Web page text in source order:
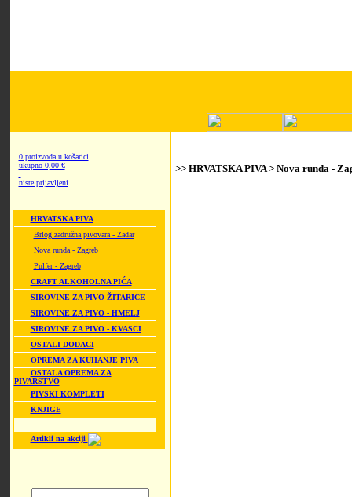
0 proizvoda u košarici
ukupno 0,00 €
niste prijavljeni
HRVATSKA PIVA
Brlog zadružna pivovara - Zadar
Nova runda - Zagreb
Pulfer - Zagreb
CRAFT ALKOHOLNA PIĆA
SIROVINE ZA PIVO-ŽITARICE
SIROVINE ZA PIVO - HMELJ
SIROVINE ZA PIVO - KVASCI
OSTALI DODACI
OPREMA ZA KUHANJE PIVA
OSTALA OPREMA ZA
PIVARSTVO
PIVSKI KOMPLETI
KNJIGE
Artikli na akciji
>> HRVATSKA PIVA > Nova runda -